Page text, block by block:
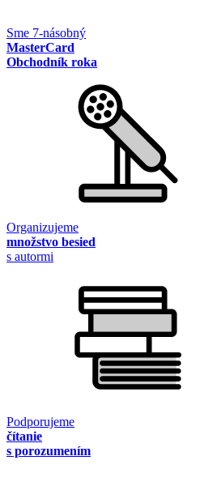
Sme 7-násobný
MasterCard
Obchodník roka
Organizujeme
množstvo besied
s autormi
Podporujeme
čítanie
s porozumením